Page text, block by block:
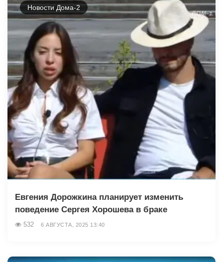
Новости Дома-2
Евгения Дорожкина планирует изменить
поведение Сергея Хорошева в браке
532 6 АВГУСТА, 2025 13:40